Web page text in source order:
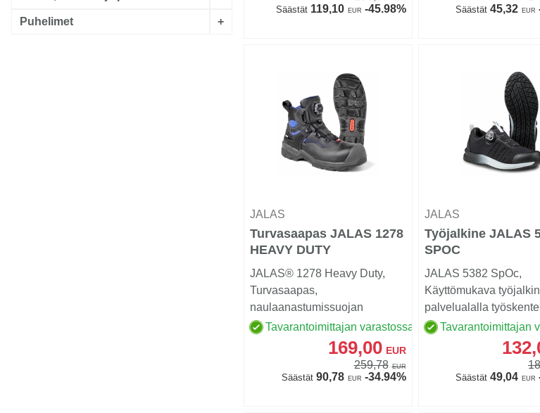
Puhelimet +
Säästät119,10 EUR -45.98% Säästät 45,32 EUR
JALAS
Turvasaapas JALAS 1278
HEAVY DUTY
JALAS® 1278 Heavy Duty,
Turvasaapas,
naulaanastumissuojan
materiaali teräs, varvassuojan
Tavarantoimittajan varastossa
169,00 EUR
259,78 EUR
Säästät90,78 EUR -34.94%
JALAS
Työjalkine JALAS
SPOC
JALAS 5382 SpOc,
Käyttömukava
palvelualalla
jotka ovat jaloillaan
Tavarantoimittajan
Säästät 49,04 EUR